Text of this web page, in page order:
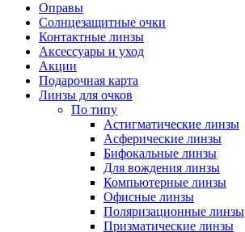
Оправы
Солнцезащитные очки
Контактные линзы
Аксессуары и уход
Акции
Подарочная карта
Линзы для очков
По типу
Астигматические линзы
Асферические линзы
Бифокальные линзы
Для вождения линзы
Компьютерные линзы
Офисные линзы
Поляризационные линзы
Призматические линзы